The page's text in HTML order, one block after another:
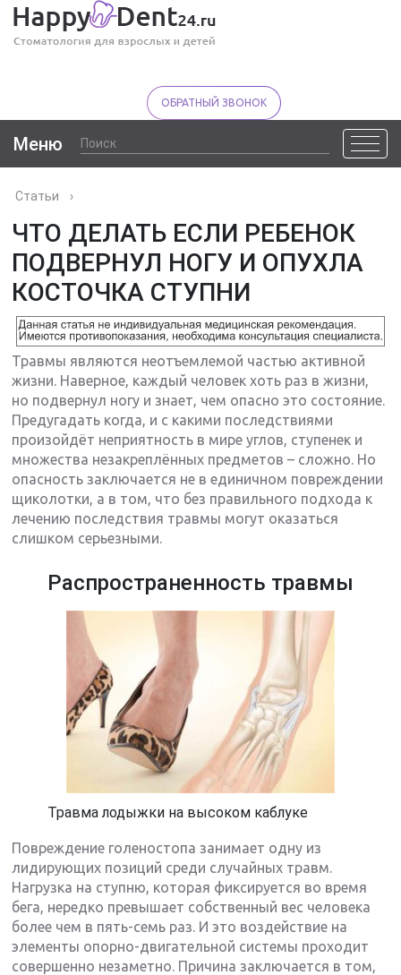
ОБРАТНЫЙ ЗВОНОК
Меню
Статьи ›
ЧТО ДЕЛАТЬ ЕСЛИ РЕБЕНОК
ПОДВЕРНУЛ НОГУ И ОПУХЛА
КОСТОЧКА СТУПНИ
Травмы являются неотъемлемой частью активной
жизни. Наверное, каждый человек хоть раз в жизни,
но подвернул ногу и знает, чем опасно это состояние.
Предугадать когда, и с какими последствиями
произойдёт неприятность в мире углов, ступенек и
множества незакреплённых предметов – сложно. Но
опасность заключается не в единичном повреждении
щиколотки, а в том, что без правильного подхода к
лечению последствия травмы могут оказаться
слишком серьезными.
Распространенность травмы
Травма лодыжки на высоком каблуке
Повреждение голеностопа занимает одну из
лидирующих позиций среди случайных травм.
Нагрузка на ступню, которая фиксируется во время
бега, нередко превышает собственный вес человека
более чем в пять-семь раз. И это воздействие на
элементы опорно-двигательной системы проходит
совершенно незаметно. Причина заключается в том,